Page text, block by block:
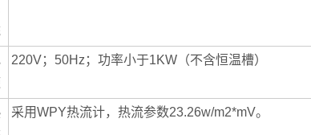
220V；50Hz；功率小于1KW（不含恒温槽）
采用WPY热流计，热流参数23.26w/m2*mV。